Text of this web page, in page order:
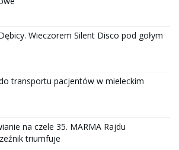
Wieczorem Silent Disco pod gołym
transportu pacjentów w mieleckim
na czele 35. MARMA Rajdu
triumfuje